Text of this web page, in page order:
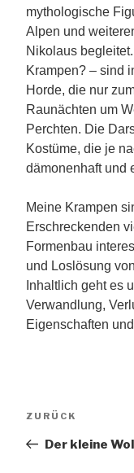
mythologische
Alpen und
Nikolaus
Krampen? – sind
Horde, die nur
Raunächten um
Perchten. Die
Kostüme, die je
dämonenhaft und
Meine Krampen
Erschreckenden
Formenbau
und Loslösung
Inhaltlich geht es
Verwandlung,
Eigenschaften
Vorheriger
ZURÜCK
Der kleine